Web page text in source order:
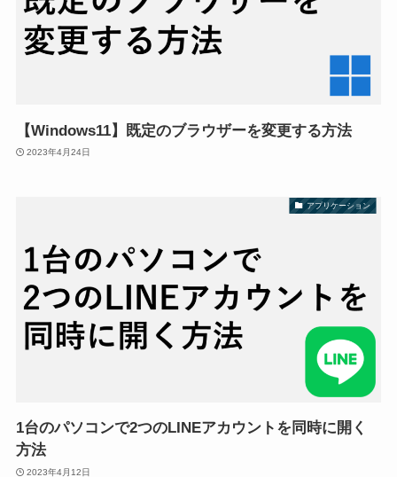
【Windows11】既定のブラウザーを変更する方法
2023年4月24日
アプリケーション
1台のパソコンで2つのLINEアカウントを同時に開く
方法
2023年4月12日